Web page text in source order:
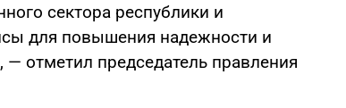
сектора республики и
для повышения надежности и
отметил председатель правления